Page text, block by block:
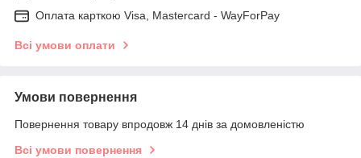
Оплата карткою Visa, Mastercard - WayForPay
Всі умови оплати
Умови повернення
Повернення товару впродовж 14 днів за домовленістю
Всі умови повернення